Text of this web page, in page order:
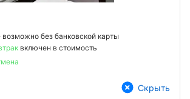
без банковской карты
включен в стоимость
Скрыть